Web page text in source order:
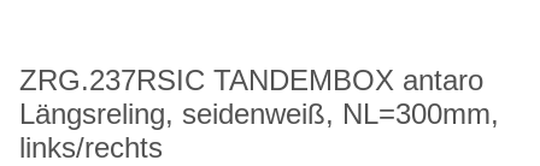
ZRG.237RSIC TANDEMBOX antaro
Längsreling, seidenweiß, NL=300mm,
links/rechts